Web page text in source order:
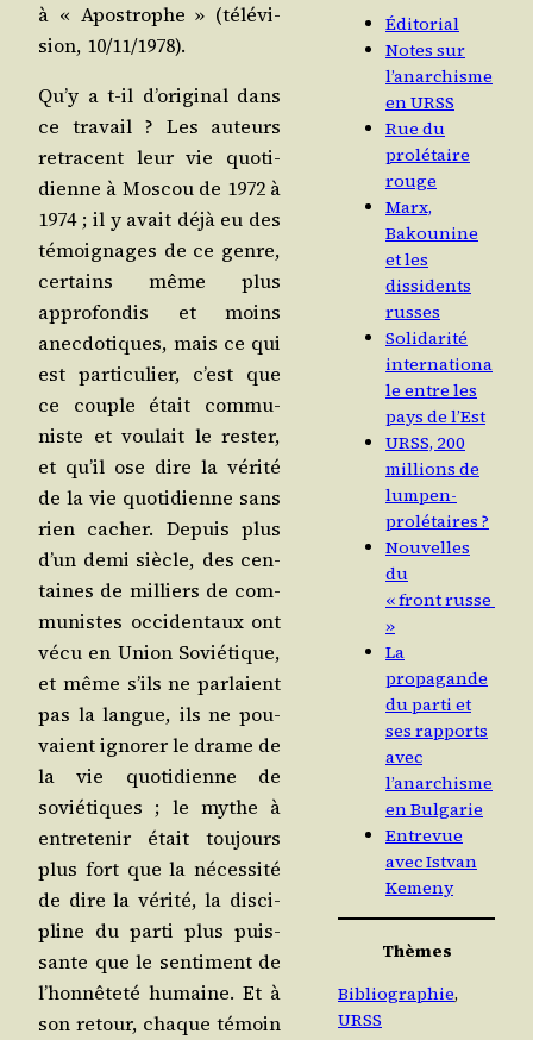
à « Apos­trophe » (télé­vi­
sion, 10/​11/​1978).
Qu’y a t‑il d’o­ri­gi­nal dans
ce tra­vail ? Les auteurs
retracent leur vie quo­ti­
dienne à Mos­cou de 1972 à
1974 ; il y avait déjà eu des
témoi­gnages de ce genre,
cer­tains même plus
appro­fon­dis et moins
anec­do­tiques, mais ce qui
est par­ti­cu­lier, c’est que
ce couple était com­mu­
niste et vou­lait le res­ter,
et qu’il ose dire la véri­té
de la vie quo­ti­dienne sans
rien cacher. Depuis plus
d’un demi siècle, des cen­
taines de mil­liers de com­
mu­nistes occi­den­taux ont
vécu en Union Sovié­tique,
et même s’ils ne par­laient
pas la langue, ils ne pou­
vaient igno­rer le drame de
la vie quo­ti­dienne de
sovié­tiques ; le mythe à
entre­te­nir était tou­jours
plus fort que la néces­si­té
de dire la véri­té, la dis­ci­
pline du par­ti plus puis­
sante que le sen­ti­ment de
l’hon­nê­te­té humaine. Et à
son retour, chaque témoin
Éditorial
Notes sur
l’anarchisme
en URSS
Rue du
prolétaire
rouge
Marx,
Bakounine
et les
dissidents
russes
Solidarité
internationa
le entre les
pays de l’Est
URSS, 200
millions de
lumpen-
prolétaires ?
Nouvelles
du
« front russe
»
La
propagande
du parti et
ses rapports
avec
l’anarchisme
en Bulgarie
Entrevue
avec Istvan
Kemeny
Thèmes
Bibliographie
URSS